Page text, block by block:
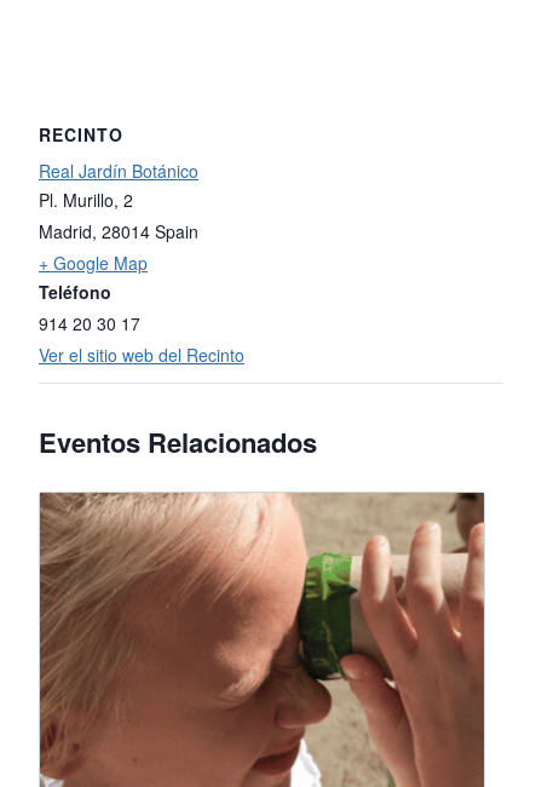
RECINTO
Real Jardín Botánico
Pl. Murillo, 2
Madrid, 28014 Spain
+ Google Map
Teléfono
914 20 30 17
Ver el sitio web del Recinto
Eventos Relacionados